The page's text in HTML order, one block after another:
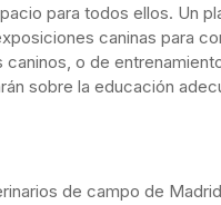
para todos ellos. Un
caninas para
o de
sobre la educación
de campo de